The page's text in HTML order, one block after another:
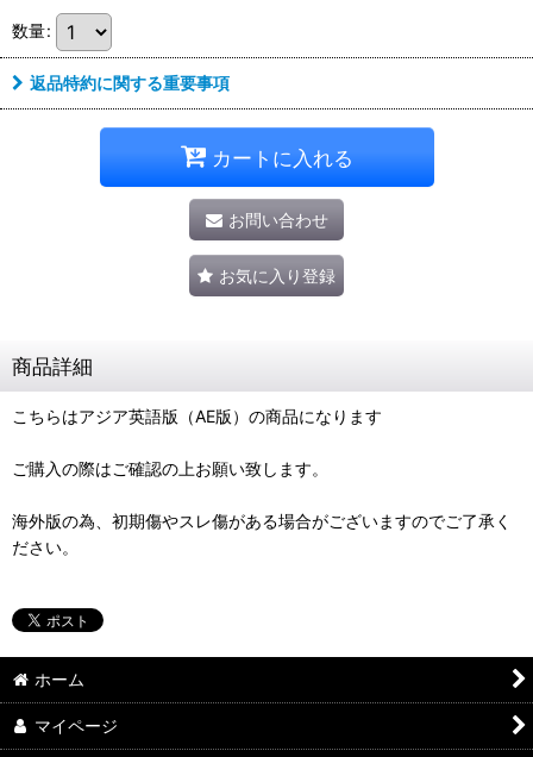
数量:
返品特約に関する重要事項
カートに入れる
お問い合わせ
お気に入り登録
商品詳細
こちらはアジア英語版（AE版）の商品になります
ご購入の際はご確認の上お願い致します。
海外版の為、初期傷やスレ傷がある場合がございますのでご了承く
ださい。
ホーム
マイページ